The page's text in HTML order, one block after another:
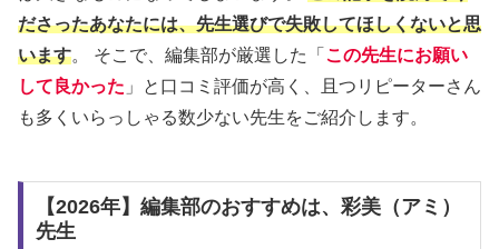
ださったあなたには、先生選びで失敗してほしくないと思
います。 そこで、編集部が厳選した「 この先生にお願い
して良かった 」と口コミ評価が高く、且つリピーターさん
も多くいらっしゃる数少ない先生をご紹介します。
【2026年】編集部のおすすめは、彩美（アミ）
先生